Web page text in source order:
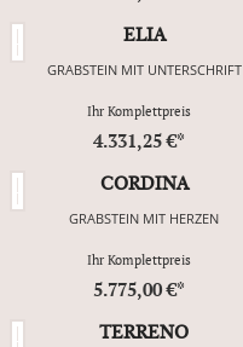
ELIA
GRABSTEIN MIT UNTERSCHRIFT
Ihr Komplettpreis
4.331,25 €*
CORDINA
GRABSTEIN MIT HERZEN
Ihr Komplettpreis
5.775,00 €*
TERRENO